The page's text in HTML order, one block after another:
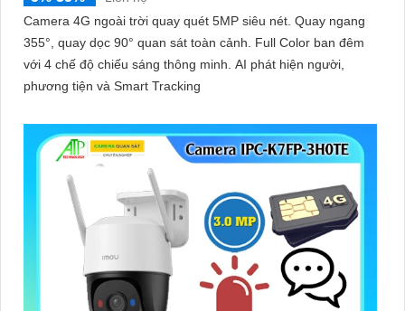
Camera 4G ngoài trời quay quét 5MP siêu nét. Quay ngang
355°, quay dọc 90° quan sát toàn cảnh. Full Color ban đêm
với 4 chế độ chiếu sáng thông minh. AI phát hiện người,
phương tiện và Smart Tracking